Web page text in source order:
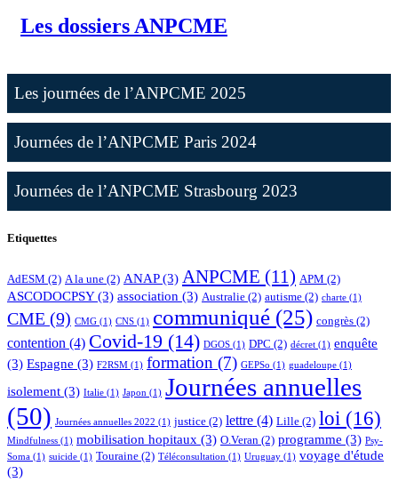
Les dossiers ANPCME
Les journées de l’ANPCME 2025
Journées de l’ANPCME Paris 2024
Journées de l’ANPCME Strasbourg 2023
Etiquettes
AdESM (2) A la une (2) ANAP(3) ANPCME (11) APM (2)
ASCODOCPSY(3) association (3) Australie (2) autisme (2) charte (1)
CME (9) CMG (1) CNS (1) communiqué (25) congrès (2)
contention (4) Covid-19 (14) DGOS (1) DPC (2) décret (1) enquête
(3) Espagne (3) F2RSM (1) formation (7) GEPSo (1) guadeloupe (1)
isolement (3) Italie (1) Japon (1) Journées annuelles
(50) Journées annuelles 2022 (1) justice (2) lettre (4) Lille (2) loi (16)
Mindfulness (1) mobilisation hopitaux (3) O.Veran (2) programme (3) Psy-
Soma (1) suicide (1) Touraine (2) Téléconsultation (1) Uruguay (1) voyage d'étude
(3)